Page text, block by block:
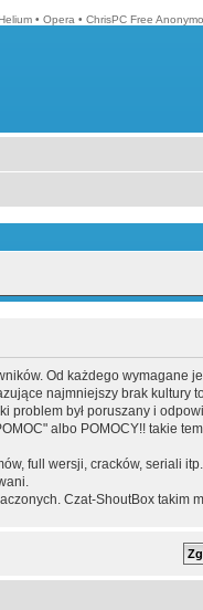
• Opera • ChrisPC Free
Od każdego wymagane
najmniejszy brak kultury
problem był poruszany i
albo POMOCY!! takie
full wersji, cracków, seriali
Czat-ShoutBox takim